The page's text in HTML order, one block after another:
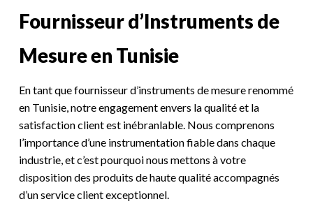
Fournisseur d’Instruments de
Mesure en Tunisie
En tant que fournisseur d’instruments de mesure renommé
en Tunisie, notre engagement envers la qualité et la
satisfaction client est inébranlable. Nous comprenons
l’importance d’une instrumentation fiable dans chaque
industrie, et c’est pourquoi nous mettons à votre
disposition des produits de haute qualité accompagnés
d’un service client exceptionnel.